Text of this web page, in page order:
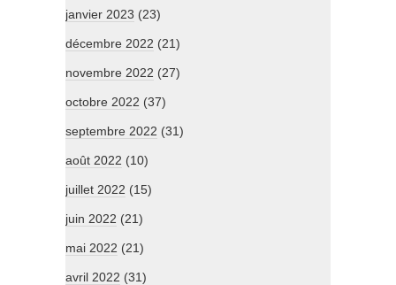
janvier 2023 (23)
décembre 2022 (21)
novembre 2022 (27)
octobre 2022 (37)
septembre 2022 (31)
août 2022 (10)
juillet 2022 (15)
juin 2022 (21)
mai 2022 (21)
avril 2022 (31)